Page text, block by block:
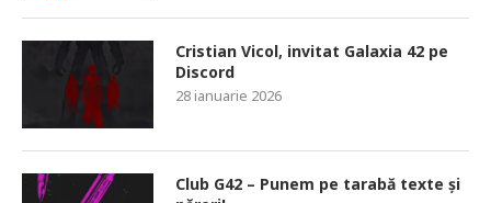
Cristian Vicol, invitat Galaxia 42 pe
Discord
28 ianuarie 2026
Club G42 – Punem pe tarabă texte și